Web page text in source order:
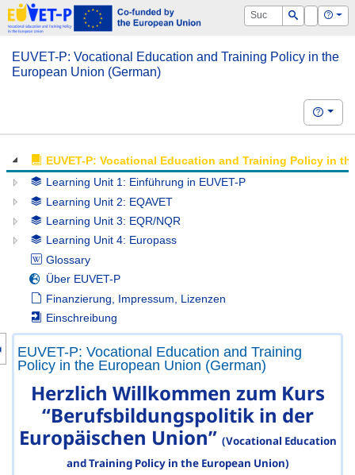
OPAL Suche
Suchen
Login Hilfe
EUVET-P: Vocational Education and Training Policy in the
European Union (German)
Hilfe
EUVET-P: Vocational Education and Training Policy in
Learning Unit 1: Einführung in EUVET-P
Learning Unit 2: EQAVET
Learning Unit 3: EQR/NQR
Learning Unit 4: Europass
Glossary
Über EUVET-P
Finanzierung, Impressum, Lizenzen
Einschreibung
des Kursmenüs
EUVET-P: Vocational Education and Training
Policy in the European Union (German)
Herzlich Willkommen zum Kurs
“Berufsbildungspolitik in der
Europäischen Union” (Vocational Education
and Training Policy in the European Union)